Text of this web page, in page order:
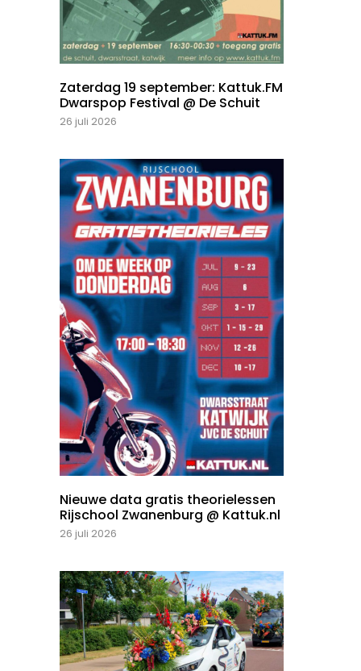
Zaterdag 19 september: Kattuk.FM
Dwarspop Festival @ De Schuit
26 juli 2026
Nieuwe data gratis theorielessen
Rijschool Zwanenburg @ Kattuk.nl
26 juli 2026